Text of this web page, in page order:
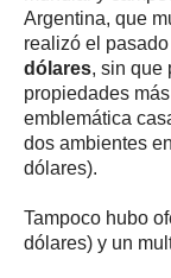
Argentina, que
realizó el
dólares, sin que
propiedades
emblemática
dos ambientes
dólares).
Tampoco hubo
dólares) y un